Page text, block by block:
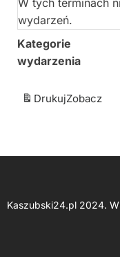
W tych terminach
wydarzeń.
Kategorie
wydarzenia
DrukujZobacz
Kaszubski24.pl 2024.